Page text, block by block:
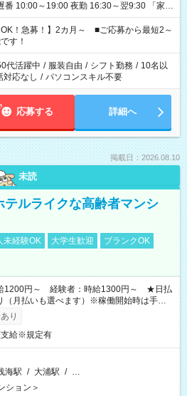
10:00～19:00 夜勤 16:30～翌9:30 「家族
」 「余裕を持って夕飯の準備がしたい」
たくない」 など、ご希望を教えてください
の勤務時間。 合計で週40時間を超える場
。
OK！急募！】2カ月～ ■ご応募から最短2～
す！
代活躍中 / 服装自由 / シフト勤務 / 10名以
対応なし / パソコンスキル不要
応募する 詳細へ
掲載日：2026.08.10
未読
ルライクな高齢者マンシ
未経験OK 大学生歓迎
ブランクOK
1200円～ 経験者：時給1300円～ ★日払
（月払いも選べます）※稼働開始時は手続き
となります。
り
支給※規定有
海駅 / 大浦駅 / …
ション＞